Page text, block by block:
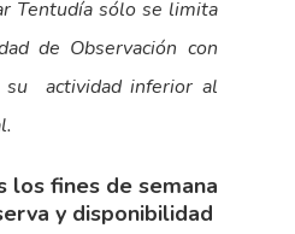
Tentudía sólo se limita
de Observación con
su actividad inferior al
los fines de semana
y disponibilidad